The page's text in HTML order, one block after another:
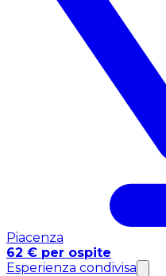
Piacenza
62 € per ospite
Esperienza condivisa